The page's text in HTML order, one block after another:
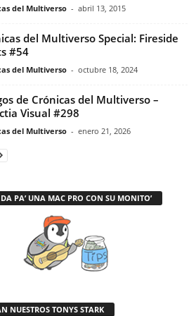
del Multiverso - abril 13, 2015
del Multiverso Special: Fireside
#54
del Multiverso - octubre 18, 2024
de Crónicas del Multiverso –
Visual #298
del Multiverso - enero 21, 2026
PA’ UNA MAC PRO CON SU MONITO’
NUESTROS TONYS STARK